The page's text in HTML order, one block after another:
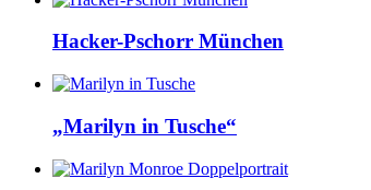
Hacker-Pschorr München
„Marilyn in Tusche“